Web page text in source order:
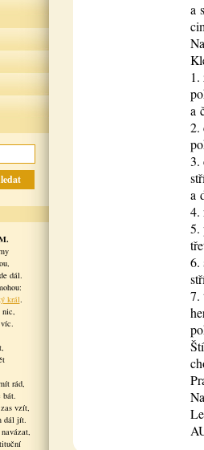
dál.
král.
nic,
rád,
bát.
vzít,
dál jít.
a
a
2.
3.
a
4.
5.
6.
7.